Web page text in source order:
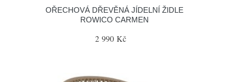
OŘECHOVÁ DŘEVĚNÁ JÍDELNÍ ŽIDLE
ROWICO CARMEN
2 990 Kč